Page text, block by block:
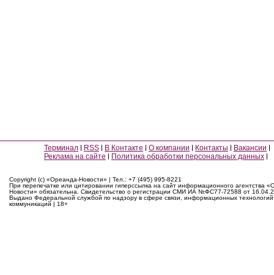
Терминал RSS В Контакте О компании Контакты
Вакансии
Реклама на сайте
Политика обработки персональных данных
Copyright (c) «Ореанда-Новости» | Тел.: +7 (495) 995-8221
При перепечатке или цитировании гиперссылка на сайт информационного агентства
Новости» обязательна. Свидетельство о регистрации СМИ ИА №ФС77-72588 от
Выдано Федеральной службой по надзору в сфере связи, информационных
коммуникаций | 18+